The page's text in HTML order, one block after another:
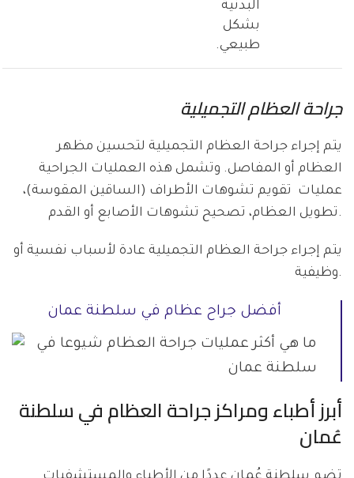
البدنية
بشكل
طبيعي.
جراحة العظام التجميلية
يتم إجراء جراحة العظام التجميلية لتحسين مظهر
العظام أو المفاصل. وتشمل هذه العمليات الجراحية
عمليات تقويم تشوهات الأطراف (الساقين المقوسة)،
تطويل العظام، تصحيح تشوهات الأصابع أو القدم.
يتم إجراء جراحة العظام التجميلية عادة لأسباب نفسية أو
وظيفية.
أفضل جراح عظام في سلطنة عمان
أبرز أطباء ومراكز جراحة العظام في سلطنة
عُمان